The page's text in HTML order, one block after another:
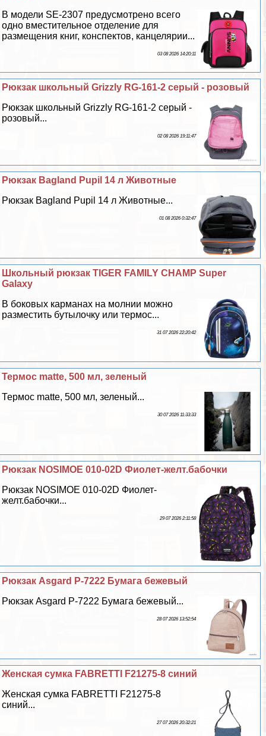
В модели SE-2307 предусмотрено всего
одно вместительное отделение для
размещения книг, конспектов, канцелярии...
03 08 2026 14:20:11
Рюкзак школьный Grizzly RG-161-2 серый - розовый
Рюкзак школьный Grizzly RG-161-2 серый -
розовый...
02 08 2026 19:11:47
Рюкзак Bagland Pupil 14 л Животные
Рюкзак Bagland Pupil 14 л Животные...
01 08 2026 0:32:47
Школьный рюкзак TIGER FAMILY CHAMP Super
Galaxy
В боковых карманах на молнии можно
разместить бутылочку или термос...
31 07 2026 22:20:42
Термос matte, 500 мл, зеленый
Термос matte, 500 мл, зеленый...
30 07 2026 11:33:33
Рюкзак NOSIMOE 010-02D Фиолет-желт.бабочки
Рюкзак NOSIMOE 010-02D Фиолет-
желт.бабочки...
29 07 2026 2:11:58
Рюкзак Asgard Р-7222 Бумага бежевый
Рюкзак Asgard Р-7222 Бумага бежевый...
28 07 2026 13:52:54
Женская сумка FABRETTI F21275-8 синий
Женская сумка FABRETTI F21275-8
синий...
27 07 2026 20:32:21